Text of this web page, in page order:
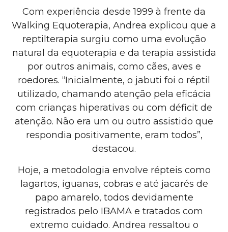
Com experiência desde 1999 à frente da
Walking Equoterapia, Andrea explicou que a
reptilterapia surgiu como uma evolução
natural da equoterapia e da terapia assistida
por outros animais, como cães, aves e
roedores. “Inicialmente, o jabuti foi o réptil
utilizado, chamando atenção pela eficácia
com crianças hiperativas ou com déficit de
atenção. Não era um ou outro assistido que
respondia positivamente, eram todos”,
destacou.
Hoje, a metodologia envolve répteis como
lagartos, iguanas, cobras e até jacarés de
papo amarelo, todos devidamente
registrados pelo IBAMA e tratados com
extremo cuidado. Andrea ressaltou o